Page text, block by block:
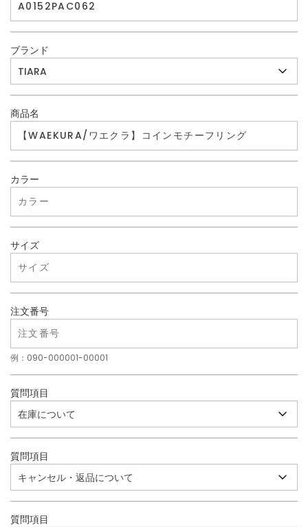
ブランド
商品名
カラー
サイズ
注文番号
例：090-000001-00001
質問項目
質問項目
質問項目